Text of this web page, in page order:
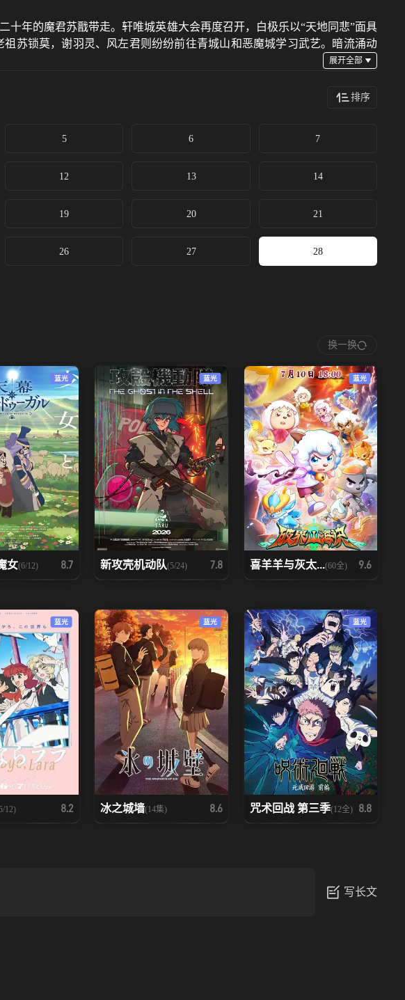
年的魔君苏戬带走。轩唯城英雄大会再度召开，白极乐以“天地同悲”面具
苏锁莫，谢羽灵、风左君则纷纷前往青城山和恶魔城学习武艺。暗流涌动
排序
5 6 7
12 13 14
19 20 21
26 27 28
换一换
蓝光
女(6/12) 8.7
蓝光
新攻壳机动队(5/24) 7.8
蓝光
喜羊羊与灰太...(60全) 9.6
蓝光
12) 8.2
蓝光
冰之城墙(14集) 8.6
蓝光
咒术回战 第三季(12全) 8.8
写长文